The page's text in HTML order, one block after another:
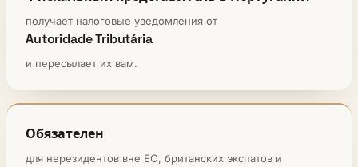
получает налоговые уведомления от
Autoridade Tributária
и пересылает их вам.
Обязателен
для нерезидентов вне ЕС, британских экспатов и